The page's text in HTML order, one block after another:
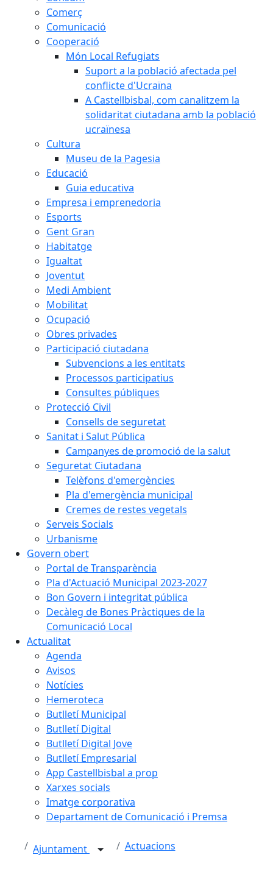
Comerç
Comunicació
Cooperació
Món Local Refugiats
Suport a la població afectada pel
conflicte d'Ucraïna
A Castellbisbal, com canalitzem la
solidaritat ciutadana amb la població
ucraïnesa
Cultura
Museu de la Pagesia
Educació
Guia educativa
Empresa i emprenedoria
Esports
Gent Gran
Habitatge
Igualtat
Joventut
Medi Ambient
Mobilitat
Ocupació
Obres privades
Participació ciutadana
Subvencions a les entitats
Processos participatius
Consultes públiques
Protecció Civil
Consells de seguretat
Sanitat i Salut Pública
Campanyes de promoció de la salut
Seguretat Ciutadana
Telèfons d'emergències
Pla d'emergència municipal
Cremes de restes vegetals
Serveis Socials
Urbanisme
Govern obert
Portal de Transparència
Pla d'Actuació Municipal 2023-2027
Bon Govern i integritat pública
Decàleg de Bones Pràctiques de la
Comunicació Local
Actualitat
Agenda
Avisos
Notícies
Hemeroteca
Butlletí Municipal
Butlletí Digital
Butlletí Digital Jove
Butlletí Empresarial
App Castellbisbal a prop
Xarxes socials
Imatge corporativa
Departament de Comunicació i Premsa
Ajuntament Actuacions